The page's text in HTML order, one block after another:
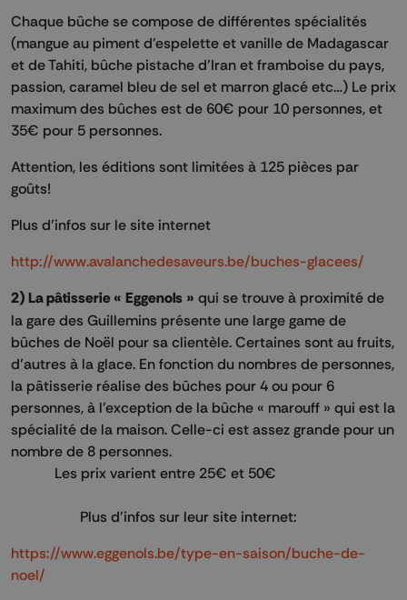
Chaque bûche se compose de différentes spécialités
(mangue au piment d’espelette et vanille de Madagascar
et de Tahiti, bûche pistache d’Iran et framboise du pays,
passion, caramel bleu de sel et marron glacé etc…) Le prix
maximum des bûches est de 60€ pour 10 personnes, et
35€ pour 5 personnes.
Attention, les éditions sont limitées à 125 pièces par
goûts!
Plus d’infos sur le site internet
http://www.avalanchedesaveurs.be/buches-glacees/
2) La pâtisserie « Eggenols » qui se trouve à proximité de
la gare des Guillemins présente une large game de
bûches de Noël pour sa clientèle. Certaines sont au fruits,
d’autres à la glace. En fonction du nombres de personnes,
la pâtisserie réalise des bûches pour 4 ou pour 6
personnes, à l’exception de la bûche « marouff » qui est la
spécialité de la maison. Celle-ci est assez grande pour un
nombre de 8 personnes.
Les prix varient entre 25€ et 50€
Plus d’infos sur leur site internet:
https://www.eggenols.be/type-en-saison/buche-de-
noel/